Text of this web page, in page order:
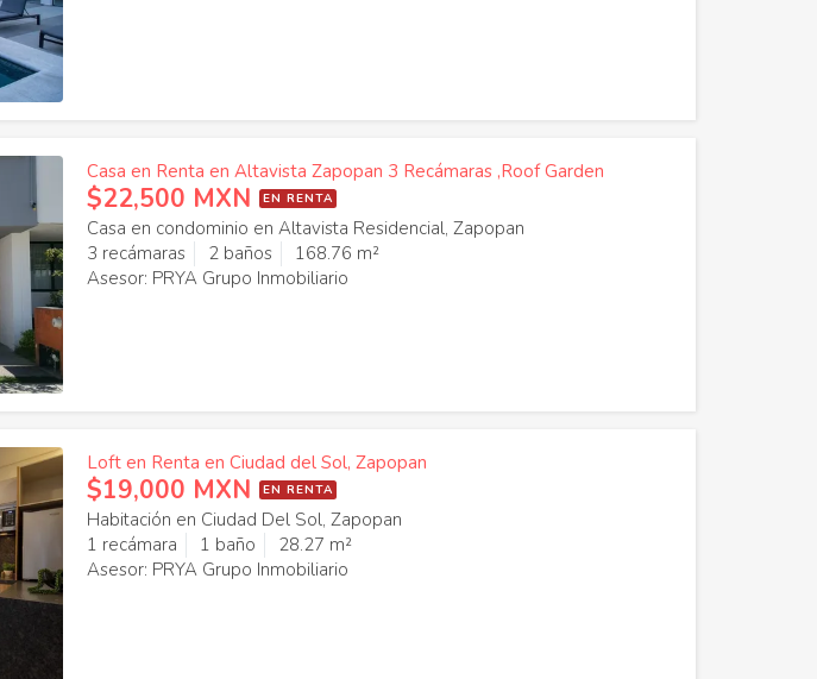
Casa en Renta en Altavista Zapopan 3 Recámaras ,Roof Garden
$22,500 MXN EN RENTA
Casa en condominio en Altavista Residencial, Zapopan
3 recámaras
2 baños
168.76 m²
Asesor: PRYA Grupo Inmobiliario
Loft en Renta en Ciudad del Sol, Zapopan
$19,000 MXN EN RENTA
Habitación en Ciudad Del Sol, Zapopan
1 recámara
1 baño
28.27 m²
Asesor: PRYA Grupo Inmobiliario